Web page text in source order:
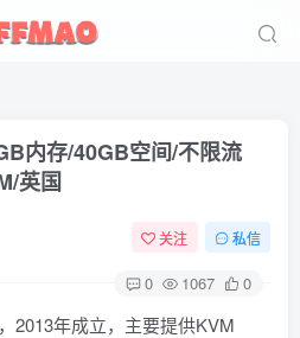
内存/40GB空间/不限流
英国
关注 私信
0 1067 0
2013年成立，主要提供KVM